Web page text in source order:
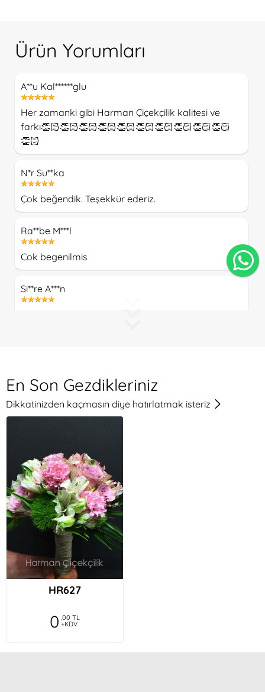
Ürün Yorumları
A**u Kal******glu
Her zamanki gibi Harman Çiçekçilik kalitesi ve
farkı👏🏻👏🏻👏🏻👏🏻👏🏻👏🏻👏🏻👏🏻👏🏻👏🏻
👏🏻
N*r Su**ka
Çok beğendik. Teşekkür ederiz.
Ra**be M***l
Cok begenilmis
Si**re A***n
şekilde teslim edilerek her aşamada bilgilendirme
yapıldı. Teşekkür ederiz
Cicegimiz cok guzeldi, elinize saglik!
Il**da B**a
İlgi ve özenli teslimat için teşekkürler :)
O**r G***e
HER ZAMAN Kİ GİBİ HARİKA, ÜRÜN GÖNDERİMİ
İÇİN ÇOK TEŞEKKÜR EDERİM
En Son Gezdikleriniz
Dikkatinizden kaçmasın diye hatırlatmak isteriz
HR627
0 ,00 TL
+KDV